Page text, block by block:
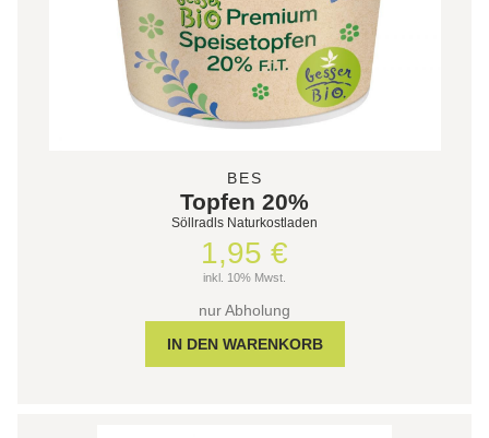
BES
Topfen 20%
Söllradls Naturkostladen
1,95 €
inkl. 10% Mwst.
nur Abholung